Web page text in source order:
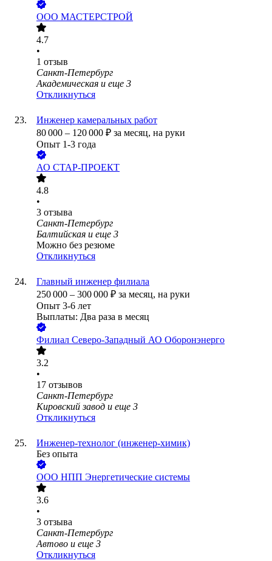
ООО МАСТЕРСТРОЙ
4.7
•
1 отзыв
Санкт-Петербург
Академическая и еще 3
Откликнуться
Инженер камеральных работ
80 000 – 120 000 ₽ за месяц, на руки
Опыт 1-3 года
АО СТАР-ПРОЕКТ
4.8
•
3 отзыва
Санкт-Петербург
Балтийская и еще 3
Можно без резюме
Откликнуться
Главный инженер филиала
250 000 – 300 000 ₽ за месяц, на руки
Опыт 3-6 лет
Выплаты: Два раза в месяц
Филиал Северо-Западный АО Оборонэнерго
3.2
•
17 отзывов
Санкт-Петербург
Кировский завод и еще 3
Откликнуться
Инженер-технолог (инженер-химик)
Без опыта
ООО НПП Энергетические системы
3.6
•
3 отзыва
Санкт-Петербург
Автово и еще 3
Откликнуться